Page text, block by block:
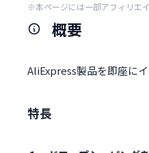
※本ページには一部アフィリエ
概要
AliExpress製品を即座に
特長